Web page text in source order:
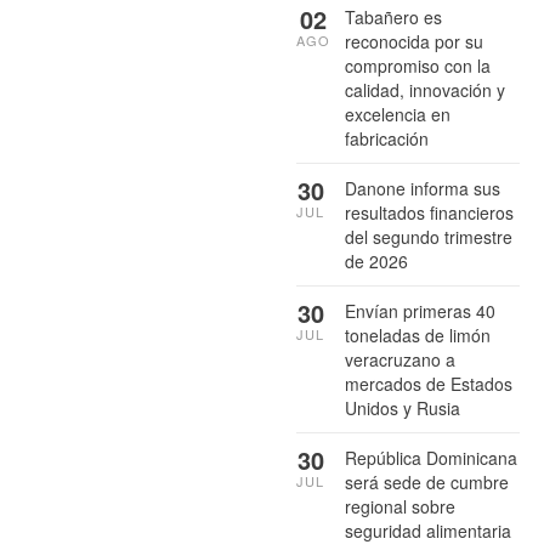
Tabañero es
reconocida por su
compromiso con la
calidad, innovación y
excelencia en
fabricación
02
AGO
Danone informa sus
resultados financieros
del segundo trimestre
de 2026
30
JUL
Envían primeras 40
toneladas de limón
veracruzano a
mercados de Estados
Unidos y Rusia
30
JUL
República Dominicana
será sede de cumbre
regional sobre
seguridad alimentaria
30
JUL